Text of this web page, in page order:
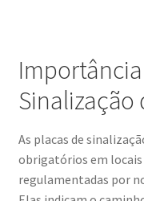
Sinalização
As placas de
obrigatórios em locais
regulamentadas por